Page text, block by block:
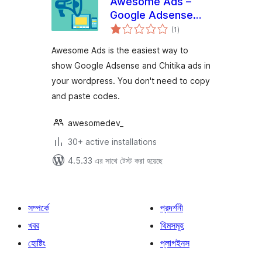
Google Adsense
and Others
(1total
ratings
)
Awesome Ads is the easiest way to
show Google Adsense and Chitika ads in
your wordpress. You don't need to copy
and paste codes.
awesomedev_
30+ active installations
4.5.33 এর সাথে টেস্ট করা হয়েছে
সম্পর্কে
খবর
হোষ্টিং
প্রদর্শনী
থিমসমূহ
প্লাগইনস